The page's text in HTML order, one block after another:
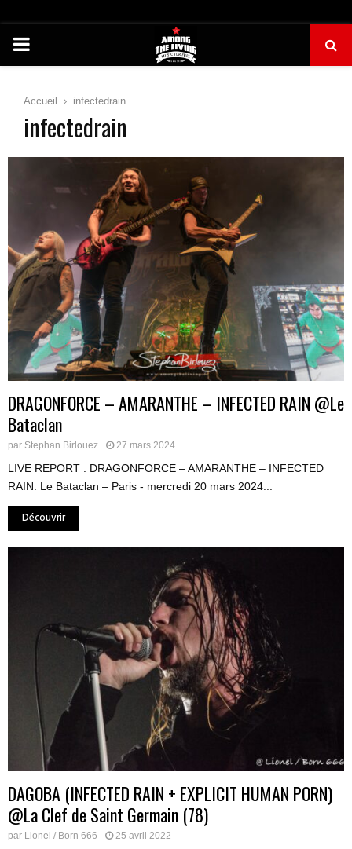
PRIMARY
Accueil infectedrain
infectedrain
DRAGONFORCE – AMARANTHE – INFECTED RAIN @Le
Bataclan
par Stephan Birlouez 27 mars 2024
LIVE REPORT : DRAGONFORCE – AMARANTHE – INFECTED
RAIN. Le Bataclan – Paris - mercredi 20 mars 2024...
Découvrir
DAGOBA (INFECTED RAIN + EXPLICIT HUMAN PORN)
@La Clef de Saint Germain (78)
par Lionel / Born 666 25 avril 2022